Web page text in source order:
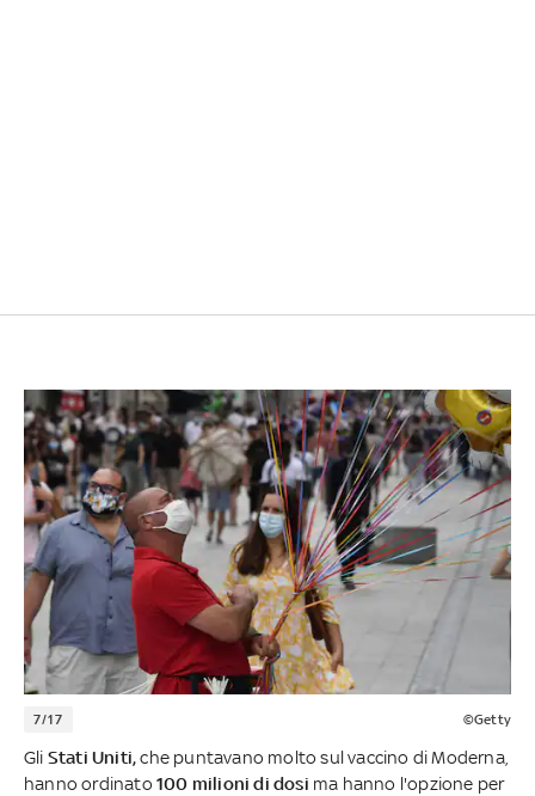
7/17 ©Getty
Gli Stati Uniti,che puntavano molto sul vaccino di Moderna,
hanno ordinato 100 milioni di dosi ma hanno l'opzione per